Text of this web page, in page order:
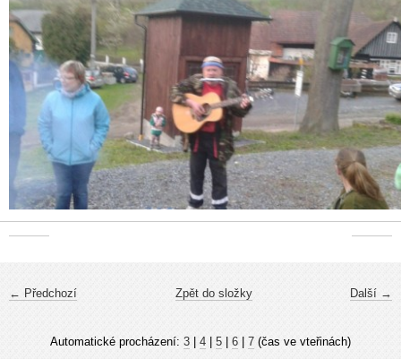
← Předchozí Další →
Zpět do složky
Automatické procházení: 3 4 5 6 7 (čas ve vteřinách)